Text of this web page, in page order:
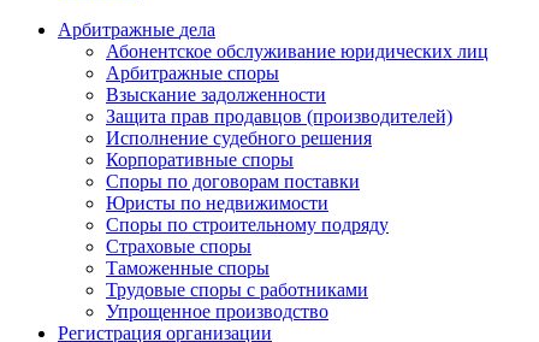
Арбитражные дела
Абонентское обслуживание юридических лиц
Арбитражные споры
Взыскание задолженности
Защита прав продавцов (производителей)
Исполнение судебного решения
Корпоративные споры
Споры по договорам поставки
Юристы по недвижимости
Споры по строительному подряду
Страховые споры
Таможенные споры
Трудовые споры с работниками
Упрощенное производство
Регистрация организации